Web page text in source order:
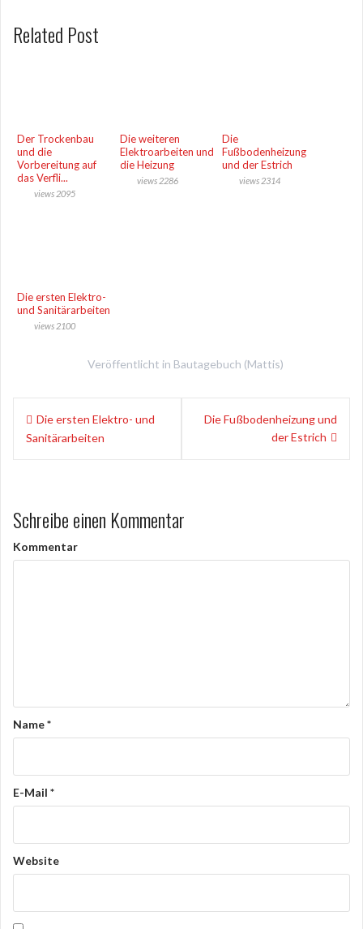
Related Post
Der Trockenbau
und die
Vorbereitung auf
das Verfli...
views 2095
Die weiteren
Elektroarbeiten und
die Heizung
views 2286
Die
Fußbodenheizung
und der Estrich
views 2314
Die ersten Elektro-
und Sanitärarbeiten
views 2100
Veröffentlicht in Bautagebuch (Mattis)
t
r
a
v
i
g
a
i
o
n
Die ersten Elektro- und
Sanitärarbeiten
Die Fußbodenheizung und
der Estrich
Schreibe einen Kommentar
Kommentar
Name*
E-Mail *
Website